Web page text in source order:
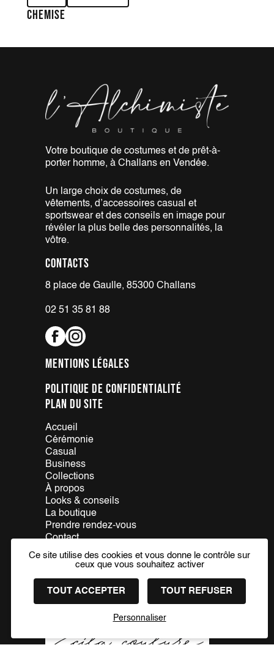
Chemise
Votre boutique de costumes et de prêt-à-
porter homme, à Challans en Vendée.
Un large choix de costumes, de
vêtements, d’accessoires casual et
sportswear et des conseils en image pour
révéler la plus belle des personnalités, la
vôtre.
Contacts
8 place de Gaulle, 85300 Challans
02 51 35 81 88
Mentions légales
Politique de confidentialité
Plan du site
Accueil
Cérémonie
Casual
Business
Collections
À propos
Looks & conseils
La boutique
Prendre rendez-vous
Contact
PRENDRE RDV
Nos partenaires
Ce site utilise des cookies et vous donne le contrôle sur
ceux que vous souhaitez activer
TOUT ACCEPTER TOUT REFUSER
Personnaliser